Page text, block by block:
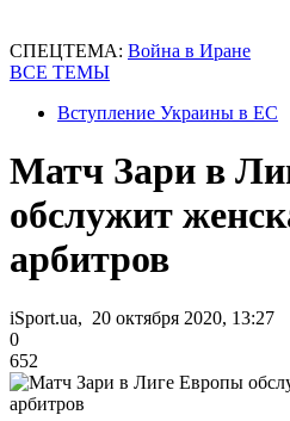
СПЕЦТЕМА: Война в Иране
ВСЕ ТЕМЫ
Вступление Украины в ЕС
Матч Зари в
обслужит
арбитров
iSport.ua, 20 октября 2020, 13:27
0
652